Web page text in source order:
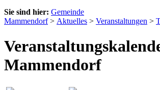
Sie sind hier: Gemeinde
Mammendorf> Aktuelles > Veranstaltungen >
Mammendorf